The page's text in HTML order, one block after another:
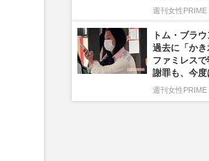
週刊女性PRIME
トム・ブラ
過去に「か
ファミレス
謝罪も、今
週刊女性PRIME